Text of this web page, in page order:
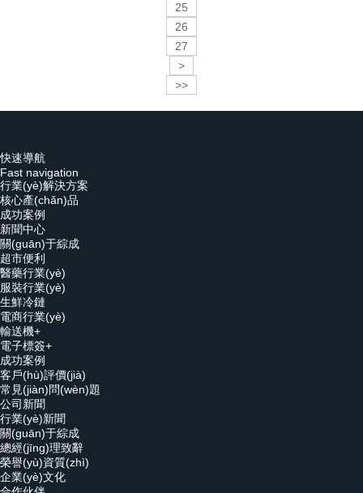
25
26
27
>
>>
快速導航
Fast navigation
行業(yè)解決方案
核心產(chǎn)品
成功案例
新聞中心
關(guān)于綜成
超市便利
醫藥行業(yè)
服裝行業(yè)
生鮮冷鏈
電商行業(yè)
輸送機+
電子標簽+
成功案例
客戶(hù)評價(jià)
常見(jiàn)問(wèn)題
公司新聞
行業(yè)新聞
關(guān)于綜成
總經(jīng)理致辭
榮譽(yù)資質(zhì)
企業(yè)文化